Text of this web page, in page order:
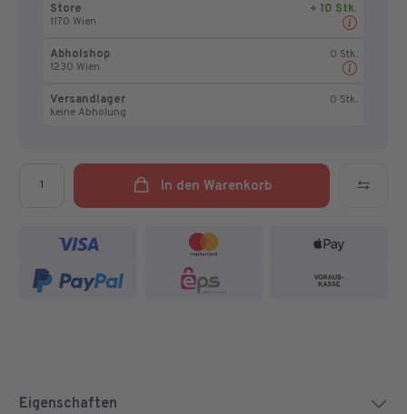
Store
1170 Wien
+ 10 Stk.
Abholshop
1230 Wien
0 Stk.
Versandlager
keine Abholung
0 Stk.
In den Warenkorb
Eigenschaften